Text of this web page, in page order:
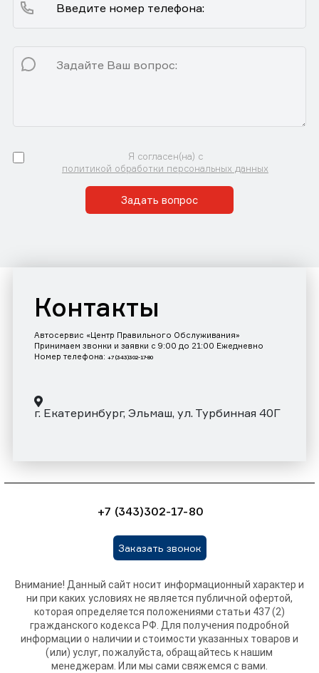
Я согласен(на) с
политикой обработки персональных данных
Задать вопрос
Контакты
Автосервис «Центр Правильного Обслуживания»
Принимаем звонки и заявки с 9:00 до 21:00 Ежедневно
Номер телефона: +7 (343)302-17-80
г. Екатеринбург, Эльмаш, ул. Турбинная 40Г
+7 (343)302-17-80
Заказать звонок
Внимание! Данный сайт носит информационный характер и
ни при каких условиях не является публичной офертой,
которая определяется положениями статьи 437 (2)
гражданского кодекса РФ. Для получения подробной
информации о наличии и стоимости указанных товаров и
(или) услуг, пожалуйста, обращайтесь к нашим
менеджерам. Или мы сами свяжемся с вами.